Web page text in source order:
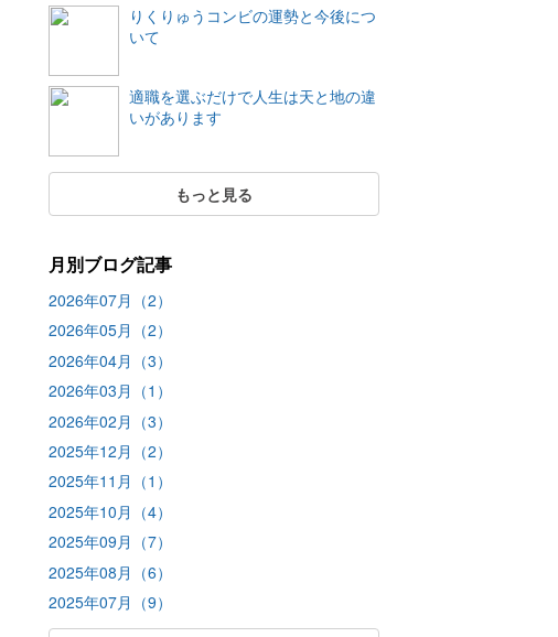
りくりゅうコンビの運勢と今後につ
いて
適職を選ぶだけで人生は天と地の違
いがあります
もっと見る
月別ブログ記事
2026年07月（2）
2026年05月（2）
2026年04月（3）
2026年03月（1）
2026年02月（3）
2025年12月（2）
2025年11月（1）
2025年10月（4）
2025年09月（7）
2025年08月（6）
2025年07月（9）